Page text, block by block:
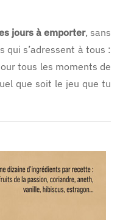
jours à emporter, sans
qui s’adressent à tous :
tous les moments de
que soit le jeu que tu